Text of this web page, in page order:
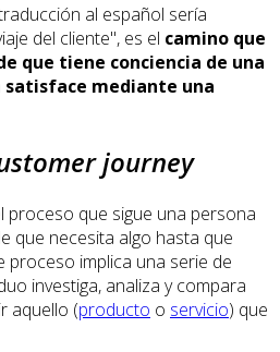
al español sería
del cliente", es el camino que
que tiene conciencia de una
satisface mediante una
journey
proceso que sigue una persona
que necesita algo hasta que
proceso implica una serie de
investiga, analiza y compara
aquello (producto o servicio) que